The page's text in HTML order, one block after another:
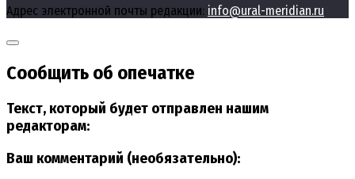
Адрес электронной почты редакции: info@ural-meridian.ru
Сообщить об опечатке
Текст, который будет отправлен нашим
редакторам:
Ваш комментарий (необязательно):